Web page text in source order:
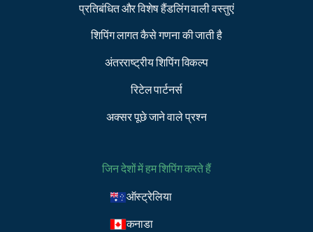
प्रतिबंधित और विशेष हैंडलिंग वाली वस्तुएं
शिपिंग लागत कैसे गणना की जाती है
अंतरराष्ट्रीय शिपिंग विकल्प
रिटेल पार्टनर्स
अक्सर पूछे जाने वाले प्रश्न
जिन देशों में हम शिपिंग करते हैं
ऑस्ट्रेलिया
कनाडा